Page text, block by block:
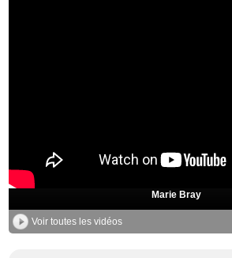
Marie Bray
Voir toutes les vidéos